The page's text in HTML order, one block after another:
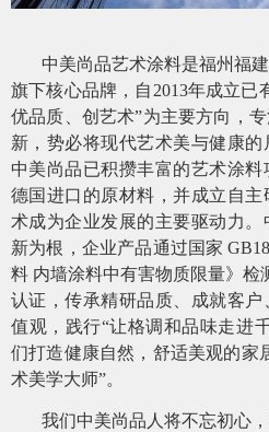
中美尚品艺术涂料是福州福
旗下核心品牌，自2013年成立已
优品质、创艺术”为主要方向，
新，势必将现代艺术美与健康的
中美尚品已积攒丰富的艺术涂料
德国进口的原材料，并成立自主
术成为企业发展的主要驱动力。
新为根，企业产品通过国家
料 内墙涂料中有害物质限量》检
认证，传承精研品质、成就客
值观，践行“让格调和品味走进
们打造健康自然，舒适美观的家
术美学大师”。
我们中美尚品人将不忘初心